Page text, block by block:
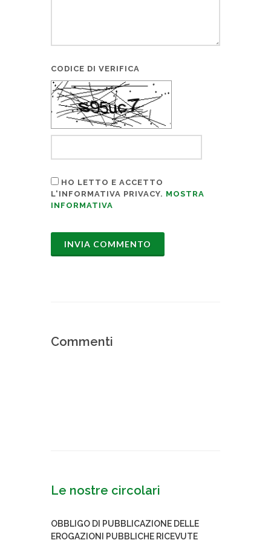
CODICE DI VERIFICA
HO LETTO E ACCETTO
L'INFORMATIVA PRIVACY. MOSTRA
INFORMATIVA
Commenti
Le nostre circolari
OBBLIGO DI PUBBLICAZIONE DELLE
EROGAZIONI PUBBLICHE RICEVUTE